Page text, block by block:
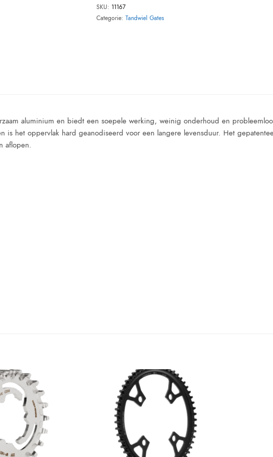
SKU: 11167
Categorie: Tandwiel Gates
aluminium en biedt een soepele werking, weinig onderhoud en
het oppervlak hard geanodiseerd voor een langere levensduur. Het
aflopen.